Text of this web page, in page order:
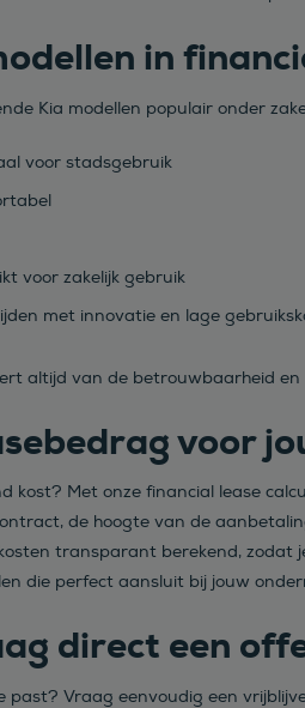
in
Kia modellen populair onder
voor stadsgebruik
voor zakelijk gebruik
met innovatie en lage
altijd van de betrouwbaarheid
voor
kost? Met onze financial lease
de hoogte van de
transparant berekend, zodat
die perfect aansluit bij jouw
direct een
past? Vraag eenvoudig een